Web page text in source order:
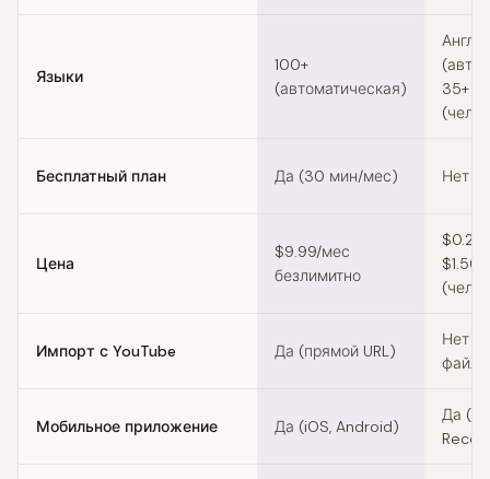
Языки
100+
(автоматическая)
35+
Бесплатный план Да (30 мин/мес) Нет
Цена
$9.99/мес
безлимитно
Импорт с YouTube Да (прямой URL)
Нет
Мобильное приложение Да (iOS, Android)
Да